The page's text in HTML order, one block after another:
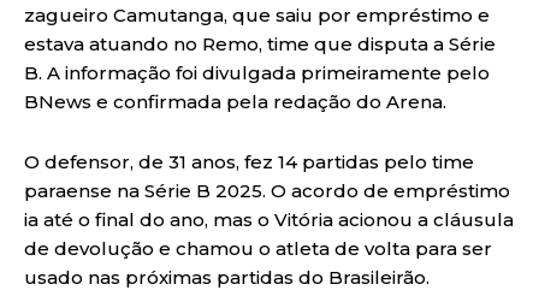
zagueiro Camutanga, que saiu por empréstimo e
estava atuando no Remo, time que disputa a Série
B. A informação foi divulgada primeiramente pelo
BNews e confirmada pela redação do Arena.
O defensor, de 31 anos, fez 14 partidas pelo time
paraense na Série B 2025. O acordo de empréstimo
ia até o final do ano, mas o Vitória acionou a cláusula
de devolução e chamou o atleta de volta para ser
usado nas próximas partidas do Brasileirão.